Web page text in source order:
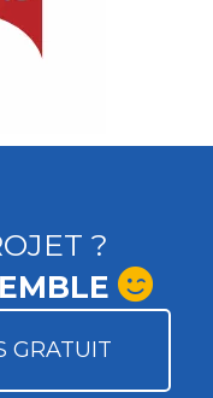
?
GRATUIT